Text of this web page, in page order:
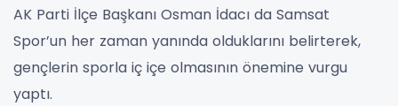
AK Parti İlçe Başkanı Osman İdacı da Samsat
Spor’un her zaman yanında olduklarını belirterek,
gençlerin sporla iç içe olmasının önemine vurgu
yaptı.